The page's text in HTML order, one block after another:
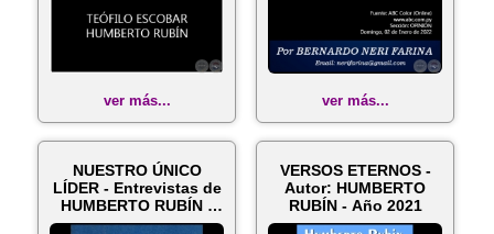
ver más... ver más...
NUESTRO ÚNICO
LÍDER - Entrevistas de
HUMBERTO RUBÍN -
Año 1988
VERSOS ETERNOS -
Autor: HUMBERTO
RUBÍN - Año 2021